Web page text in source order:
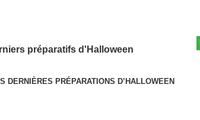
préparatifs d'Halloween
DERNIÈRES PRÉPARATIONS D’HALLOWEEN